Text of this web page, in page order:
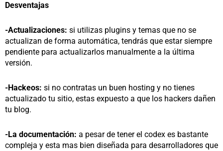
Desventajas
-Actualizaciones: si utilizas plugins y temas que no se
actualizan de forma automática, tendrás que estar siempre
pendiente para actualizarlos manualmente a la última
versión.
-Hackeos: si no contratas un buen hosting y no tienes
actualizado tu sitio, estas expuesto a que los hackers dañen
tu blog.
-La documentación: a pesar de tener el codex es bastante
compleja y esta mas bien diseñada para desarrolladores que